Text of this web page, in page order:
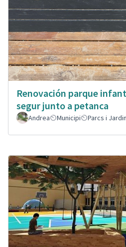
Renovación parque
segur junto a petanca
Andrea Municipi Parcs i